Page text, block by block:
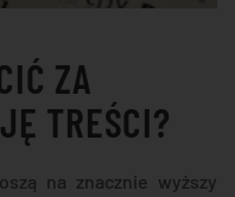
ZA
TREŚCI?
na znacznie wyższy